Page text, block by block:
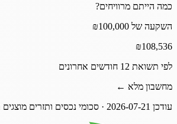
כמה הייתם מרוויחים?
השקעה של ₪100,000
₪108,536
לפי תשואת 12 חודשים אחרונים
מחשבון מלא ←
עודכן 2026-07-21 · סכומי נכסים ותזרים מוצגים